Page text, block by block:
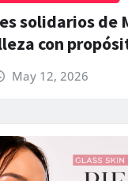
solidarios de
con
May 12, 2026